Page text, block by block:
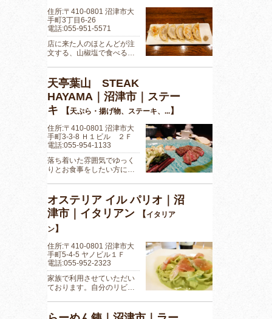
住所:〒410-0801 沼津市大
手町3丁目6-26
電話:055-951-5571
店に来た人のほとんどが注
文する、山椒塩で食べる…
天亭葉山 STEAK
HAYAMA｜沼津市｜ステー
キ
【天ぷら・揚げ物、ステーキ、...】
住所:〒410-0801 沼津市大
手町3-3-8 Ｈ１ビル ２Ｆ
電話:055-954-1133
落ち着いた雰囲気でゆっく
りとお食事をしたい方に…
オステリア イル パリオ｜沼
津市｜イタリアン
【イタリア
ン】
住所:〒410-0801 沼津市大
手町5-4-5 ヤノビル１Ｆ
電話:055-952-2323
家族で利用させていただい
ております。自分のリビ…